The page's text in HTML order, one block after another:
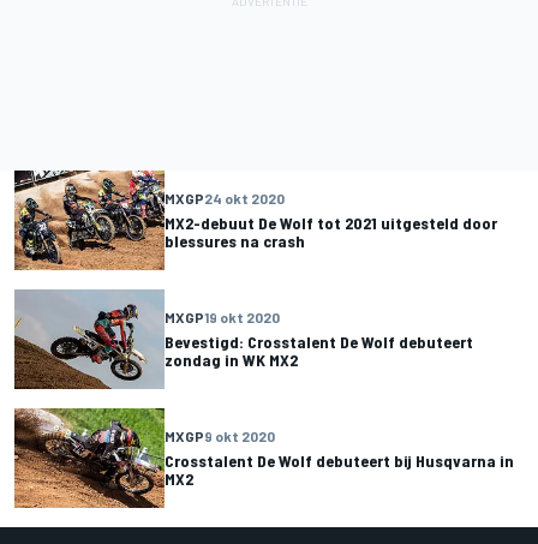
MXGP24 okt 2020
MX2-debuut De Wolf tot 2021 uitgesteld door
blessures na crash
MXGP19 okt 2020
Bevestigd: Crosstalent De Wolf debuteert
zondag in WK MX2
MXGP9 okt 2020
Crosstalent De Wolf debuteert bij Husqvarna in
MX2